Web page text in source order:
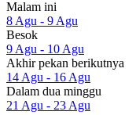
Malam ini
8 Agu - 9 Agu
Besok
9 Agu - 10 Agu
Akhir pekan berikutnya
14 Agu - 16 Agu
Dalam dua minggu
21 Agu - 23 Agu